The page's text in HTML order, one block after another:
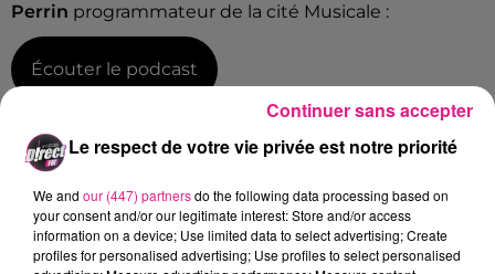
Perrin programmateur de la cité Musicale :
Écouter le podcast
visiteurs en 2019, et plus de 6,4 millions d’euros de
Constellations de Metz s’inscrit aujourd'hui comme
un rendez-vous incontournable de l’été culturel en
France et à l’international.
Le respect de votre vie privée est notre priorité
We and our (447) partnersdo the following data processing based on
your consent and/or our legitimate interest: Store and/or access
information on a device; Use limited data to select advertising; Create
profiles for personalised advertising; Use profiles to select personalised
Continuer sans accepter